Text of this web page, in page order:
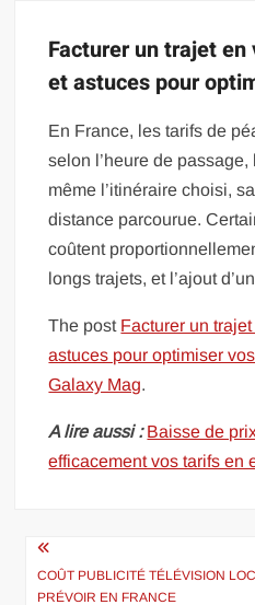
Facturer un trajet
et astuces pour
En France, les tarifs de
selon l’heure de
même l’itinéraire choisi,
distance parcourue.
coûtent
longs trajets, et l’ajout
The post Facturer un
astuces pour optimiser
Galaxy Mag.
A lire aussi : Baisse de
efficacement vos tarifs en
Navigation
de
COÛT PUBLICITÉ TÉLÉVISION
PRÉVOIR EN FRANCE